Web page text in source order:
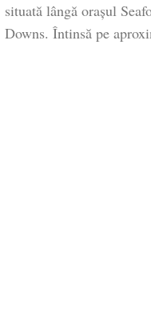
situată lângă orașul
Downs. Întinsă pe